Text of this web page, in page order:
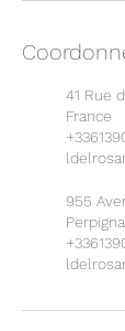
41 Rue
France
955